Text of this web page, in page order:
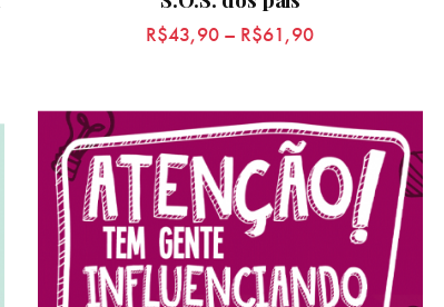
R$43,90 – R$61,90